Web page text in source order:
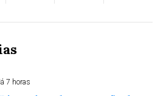
7 horas